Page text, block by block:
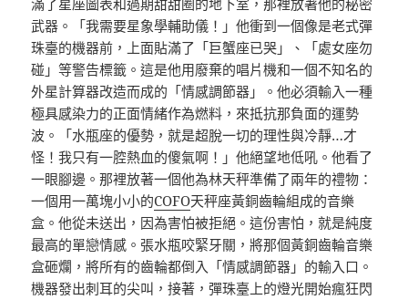
滿了星座圖表和過期甜甜圈的地下室，那裡放著他的秘密
武器。「我需要星象學輔助儀！」他衝到一個像是老式彈
珠臺的機器前，上面貼滿了「巨蟹座已哭」、「處女座勿
碰」等警告標籤。這是他用廢棄的唱片機和一個不知名的
外星計算器改造而成的「情感調節器」。他必須輸入一種
極具感染力的正面情緒作為燃料，來抵抗那負面的運勢
波。「水瓶座的優勢，就是超脫一切的理性與冷靜…才
怪！我只有一腔熱血的傻氣啊！」他絕望地低吼。他看了
一眼腳邊。那裡放著一個他為林天秤準備了兩年的禮物：
一個用一萬塊小小的COFO天秤座黃銅齒輪組成的音樂
盒。他從未送出，因為害怕被拒絕。這份害怕，就是純度
最高的單戀情感。張水瓶咬緊牙關，將那個黃銅齒輪音樂
盒砸爛，將所有的齒輪都倒入「情感調節器」的輸入口。
機器發出刺耳的尖叫，接著，彈珠臺上的燈光開始瘋狂閃